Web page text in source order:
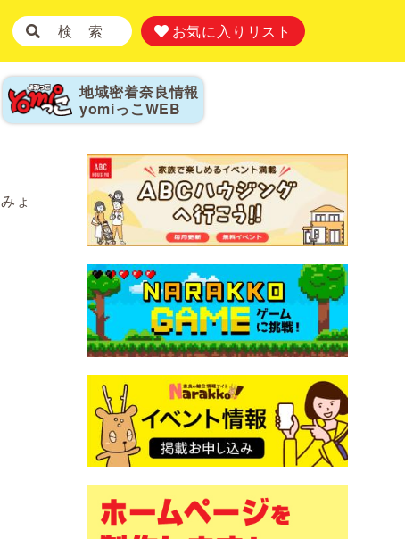
検 索 お気に入りリスト
地域密着奈良情報
yomiっこ WEB
みょ